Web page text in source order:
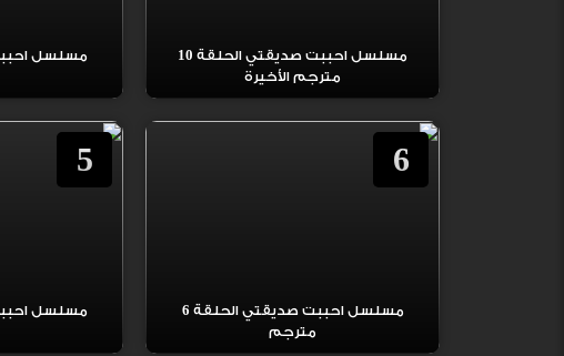
مسلسل احببت صديقتي الحلقة 10
مترجم الأخيرة
6
مسلسل احببت صديقتي الحلقة 6
مترجم
5